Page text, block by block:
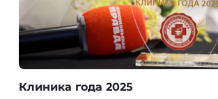
Клиника года 2025